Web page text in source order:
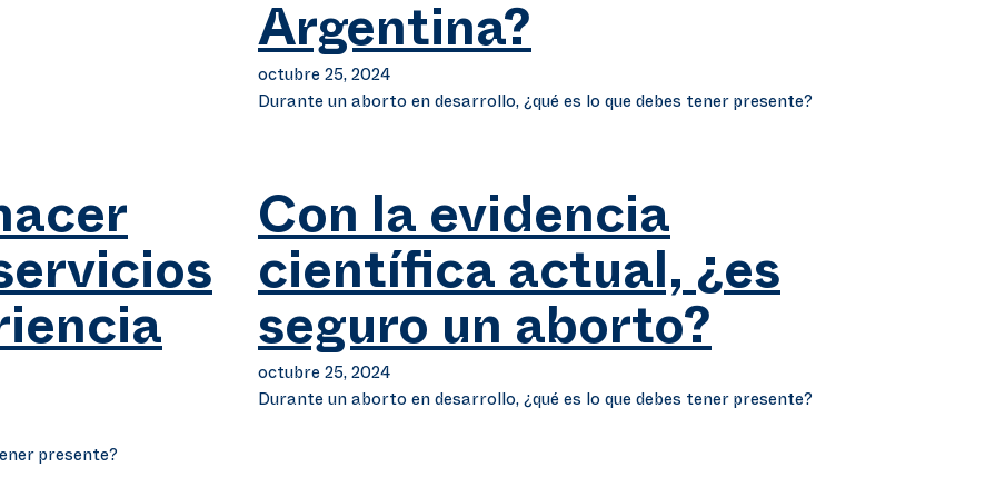
Argentina?
octubre 25, 2024
Durante un aborto en desarrollo, ¿qué es lo que debes tener presente?
presente?
Con la evidencia
científica actual, ¿es
seguro un aborto?
octubre 25, 2024
Durante un aborto en desarrollo, ¿qué es lo que debes tener presente?